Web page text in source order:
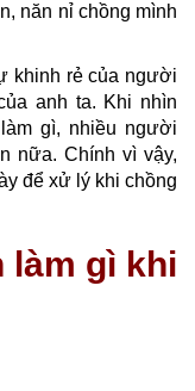
năn nỉ chồng mình
khinh rẻ của người
anh ta. Khi nhìn
gì, nhiều người
nữa. Chính vì vậy,
để xử lý khi chồng
làm gì khi